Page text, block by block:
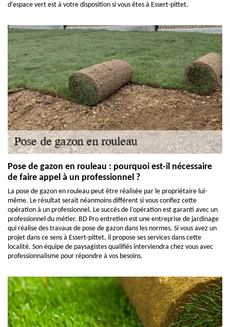
d’espace vert est à votre disposition si vous êtes à Essert-pittet.
Pose de gazon en rouleau : pourquoi est-il nécessaire
de faire appel à un professionnel ?
La pose de gazon en rouleau peut être réalisée par le propriétaire lui-
même. Le résultat serait néanmoins différent si vous confiez cette
opération à un professionnel. Le succès de l’opération est garanti avec un
professionnel du métier. BD Pro entretien est une entreprise de jardinage
qui réalise des travaux de pose de gazon dans les normes. Si vous avez un
projet dans ce sens à Essert-pittet, il propose ses services dans cette
localité. Son équipe de paysagistes qualifiés interviendra chez vous avec
professionnalisme pour répondre à vos besoins.